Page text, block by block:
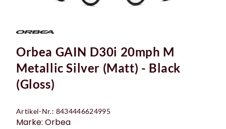
Orbea GAIN D30i 20mph M
Metallic Silver (Matt) - Black
(Gloss)
Artikel-Nr.: 8434446624995
Marke: Orbea